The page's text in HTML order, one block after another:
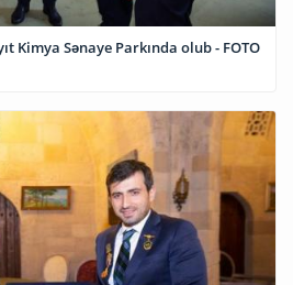
Kimya Sənaye Parkında olub - FOTO